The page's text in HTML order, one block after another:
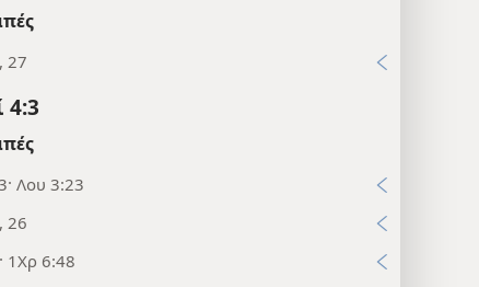
27
4:3
Λου 3:23
26
1Χρ 6:48